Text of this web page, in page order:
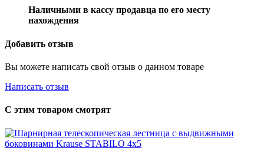
Наличными в кассу продавца по его месту
нахождения
Добавить отзыв
Вы можете написать свой отзыв о данном товаре
Написать отзыв
С этим товаром смотрят